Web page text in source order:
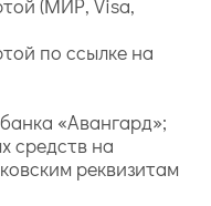
(МИР, Visa,
по ссылке на
«Авангард»;
средств на
реквизитам